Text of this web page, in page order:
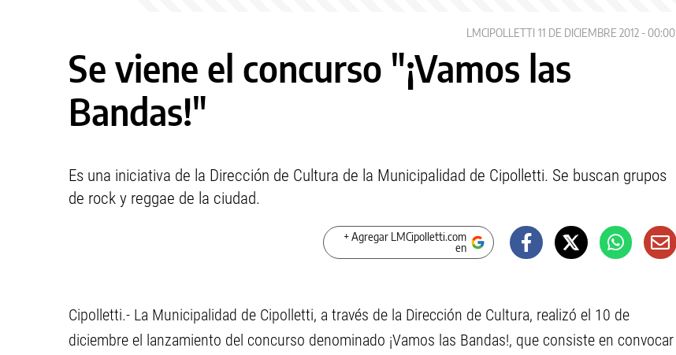
LMCIPOLLETTI 11 DE DICIEMBRE 2012 - 00:00
Se viene el concurso "¡Vamos las
Bandas!"
Es una iniciativa de la Dirección de Cultura de la Municipalidad de Cipolletti. Se buscan grupos
de rock y reggae de la ciudad.
+ Agregar LMCipolletti.com
en
Cipolletti.- La Municipalidad de Cipolletti, a través de la Dirección de Cultura, realizó el 10 de
diciembre el lanzamiento del concurso denominado ¡Vamos las Bandas!, que consiste en convocar